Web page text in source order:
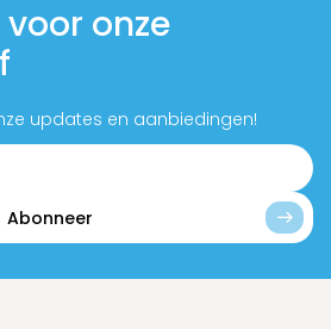
onze
updates en aanbiedingen!
Abonneer